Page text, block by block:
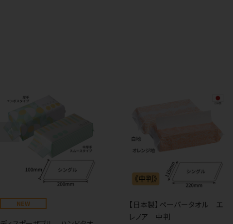
NEW
【日本製】ペーパータオル エ
レノア 中判